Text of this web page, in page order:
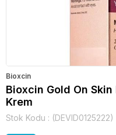
Bioxcin
Bioxcin Gold On Skin
Krem
Stok Kodu (DEVID0125222)